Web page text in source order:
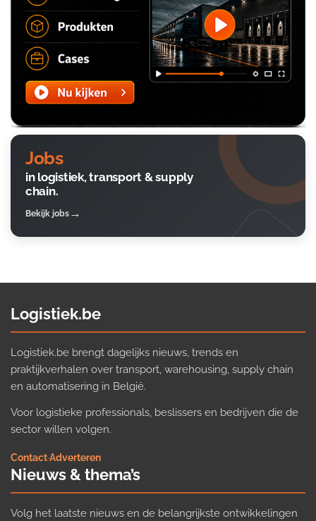
Jobs
in logistiek, transport & supply
chain.
Bekijk jobs
Logistiek.be
Logistiek.be brengt dagelijks nieuws, trends en
praktijkverhalen over transport, warehousing, supply chain
en automatisering in België.
Voor logistieke professionals, beslissers en bedrijven die de
sector willen volgen.
Contact·Adverteren
Nieuws & thema’s
Volg het laatste nieuws en de belangrijkste ontwikkelingen